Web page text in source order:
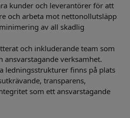
kunder och leverantörer för att
och arbeta mot nettonollutsläpp
av all skadlig
och inkluderande team som
ansvarstagande verksamhet.
ledningsstrukturer finns på plats
transparens,
som ett ansvarstagande